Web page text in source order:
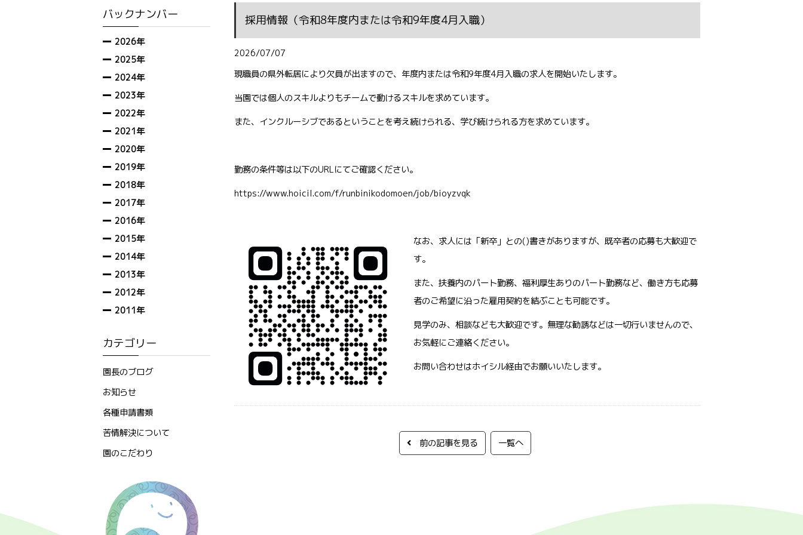
採用情報（令和8年度内または令和9年度4月入職）
2026/07/07
現職員の県外転居により欠員が出ますので、年度内または令和9年度4月入職の求人を開始いたします。
当園では個人のスキルよりもチームで動けるスキルを求めています。
また、インクルーシブであるということを考え続けられる、学び続けられる方を求めています。
勤務の条件等は以下のURLにてご確認ください。
https://www.hoicil.com/f/runbinikodomoen/job/bioyzvqk
なお、求人には「新卒」との()書きがありますが、既卒者の応募も大歓迎で
す。
また、扶養内のパート勤務、福利厚生ありのパート勤務など、働き方も応募
者のご希望に沿った雇用契約を結ぶことも可能です。
見学のみ、相談なども大歓迎です。無理な勧誘などは一切行いませんので、
お気軽にご連絡ください。
お問い合わせはホイシル経由でお願いいたします。
前の記事を見る 一覧へ
バックナンバー
2026年
2025年
2024年
2023年
2022年
2021年
2020年
2019年
2018年
2017年
2016年
2015年
2014年
2013年
2012年
2011年
カテゴリー
園長のブログ
お知らせ
各種申請書類
苦情解決について
園のこだわり